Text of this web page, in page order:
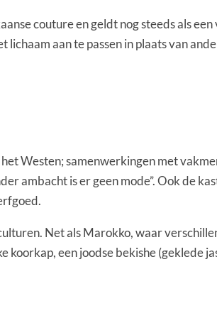
couture en geldt nog steeds als
aan te passen in plaats van
Westen; samenwerkingen met
ambacht is er geen mode”. Ook de
Net als Marokko, waar
een joodse bekishe (geklede